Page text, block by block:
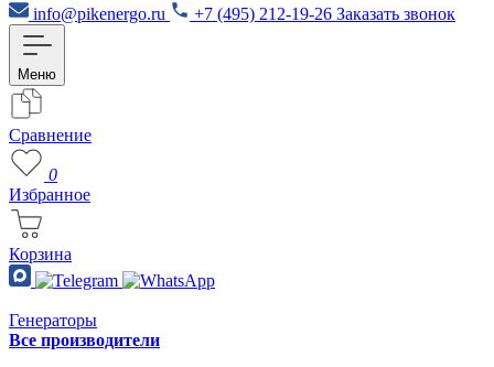
info@pikenergo.ru
+7 (495) 212-19-26 Заказать звонок
Меню
Сравнение
0
Избранное
Корзина
Генераторы
Все производители